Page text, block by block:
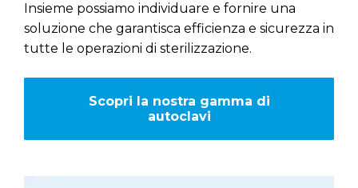
Insieme possiamo individuare e fornire una
soluzione che garantisca efficienza e sicurezza in
tutte le operazioni di sterilizzazione.
Scopri la nostra gamma di
autoclavi